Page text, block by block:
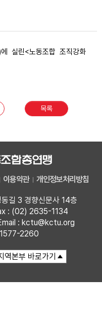
실린<노동조합 조직강화
목록
이용약관 개인정보처리방침
길 3 경향신문사 14층
: (02) 2635-1134
: kctu@kctu.org
1577-2260